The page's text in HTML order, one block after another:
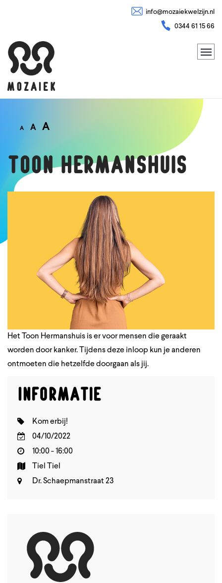
info@mozaiekwelzijn.nl
0344 61 15 66
A A A
Toon Hermanshuis
Het Toon Hermanshuis is er voor mensen die geraakt
worden door kanker. Tijdens deze inloop kun je anderen
ontmoeten die hetzelfde doorgaan als jij.
Informatie
Kom erbij!
04/10/2022
10:00 - 16:00
Tiel Tiel
Dr. Schaepmanstraat 23